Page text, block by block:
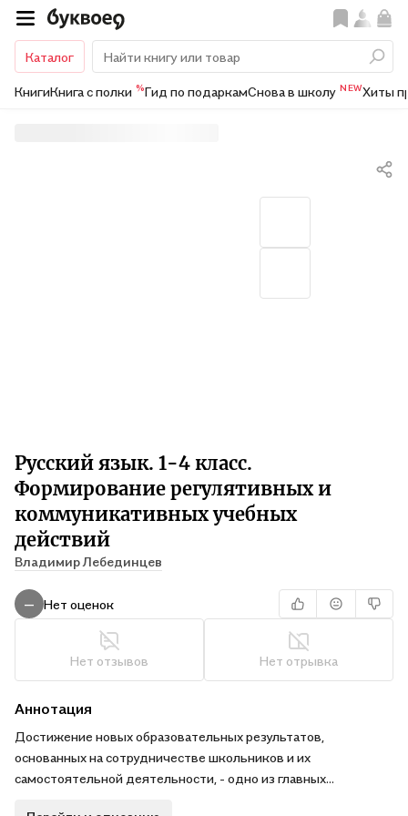
Каталог
КнигиКнига с полки %Гид по подаркамСнова в школу NEWХиты
Русский язык. 1-4 класс.
Формирование регулятивных и
коммуникативных учебных
действий
Владимир Лебединцев
— Нет оценок
Нет отзывов Нет отрывка
Аннотация
Достижение новых образовательных результатов,
основанных на сотрудничестве школьников и их
самостоятельной деятельности, - одно из главных